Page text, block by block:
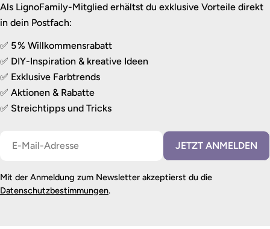
Als LignoFamily-Mitglied erhältst du exklusive Vorteile direkt
in dein Postfach:
✅ 5 % Willkommensrabatt
✅ DIY-Inspiration & kreative Ideen
✅ Exklusive Farbtrends
✅ Aktionen & Rabatte
✅ Streichtipps und Tricks
JETZT ANMELDEN
Mit der Anmeldung zum Newsletter akzeptierst du die
Datenschutzbestimmungen.